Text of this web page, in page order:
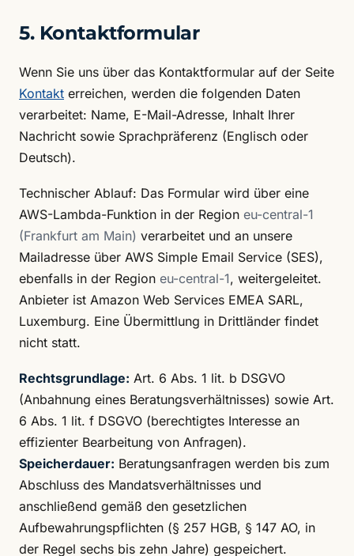
5. Kontaktformular
Wenn Sie uns über das Kontaktformular auf der Seite
Kontakt erreichen, werden die folgenden Daten
verarbeitet: Name, E-Mail-Adresse, Inhalt Ihrer
Nachricht sowie Sprachpräferenz (Englisch oder
Deutsch).
Technischer Ablauf: Das Formular wird über eine
AWS-Lambda-Funktion in der Region eu-central-1
(Frankfurt am Main) verarbeitet und an unsere
Mailadresse über AWS Simple Email Service (SES),
ebenfalls in der Region eu-central-1, weitergeleitet.
Anbieter ist Amazon Web Services EMEA SARL,
Luxemburg. Eine Übermittlung in Drittländer findet
nicht statt.
Rechtsgrundlage: Art. 6 Abs. 1 lit. b DSGVO
(Anbahnung eines Beratungsverhältnisses) sowie Art.
6 Abs. 1 lit. f DSGVO (berechtigtes Interesse an
effizienter Bearbeitung von Anfragen).
Speicherdauer: Beratungsanfragen werden bis zum
Abschluss des Mandatsverhältnisses und
anschließend gemäß den gesetzlichen
Aufbewahrungspflichten (§ 257 HGB, § 147 AO, in
der Regel sechs bis zehn Jahre) gespeichert.